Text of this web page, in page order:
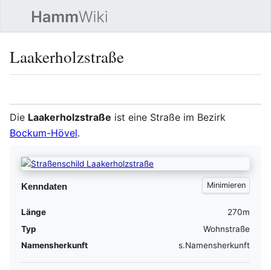
Laakerholzstraße
Die Laakerholzstraße ist eine Straße im Bezirk
Bockum-Hövel.
Kenndaten
Länge
270m
Typ
Wohnstraße
Namensherkunft
s.Namensherkunft